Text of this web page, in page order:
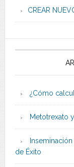
CREAR
¿Cómo
Metotrexato
de Éxito